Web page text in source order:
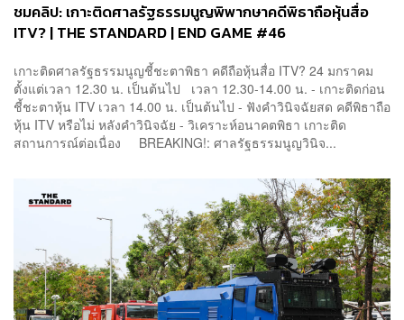
ชมคลิป: เกาะติดศาลรัฐธรรมนูญพิพากษาคดีพิธาถือหุ้นสื่อ
ITV? | THE STANDARD | END GAME #46
เกาะติดศาลรัฐธรรมนูญชี้ชะตาพิธา คดีถือหุ้นสื่อ ITV? 24 มกราคม
ตั้งแต่เวลา 12.30 น. เป็นต้นไป เวลา 12.30-14.00 น. - เกาะติดก่อน
ชี้ชะตาหุ้น ITV เวลา 14.00 น. เป็นต้นไป - ฟังคำวินิจฉัยสด คดีพิธาถือ
หุ้น ITV หรือไม่ หลังคำวินิจฉัย - วิเคราะห์อนาคตพิธา เกาะติด
สถานการณ์ต่อเนื่อง BREAKING!: ศาลรัฐธรรมนูญวินิจ...